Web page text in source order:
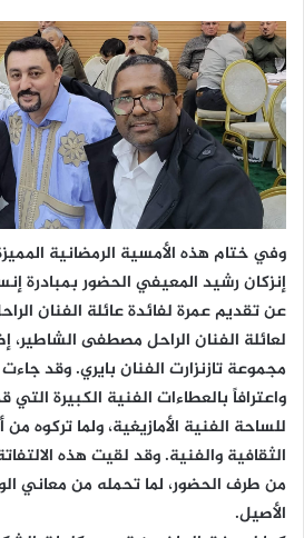
وفي ختام هذه الأمسية الرمضانية
إنزكان رشيد المعيفي الحضور بمبادرة
عن تقديم عمرة لفائدة عائلة الفنان
لعائلة الفنان الراحل مصطفى الشاطير،
مجموعة تازنزارت الفنان بايري. وقد جاءت
واعترافاً بالعطاءات الفنية الكبيرة التي
للساحة الفنية الأمازيغية، ولما تركوه
الثقافية والفنية. وقد لقيت هذه
من طرف الحضور، لما تحمله من معاني
الأصيل.